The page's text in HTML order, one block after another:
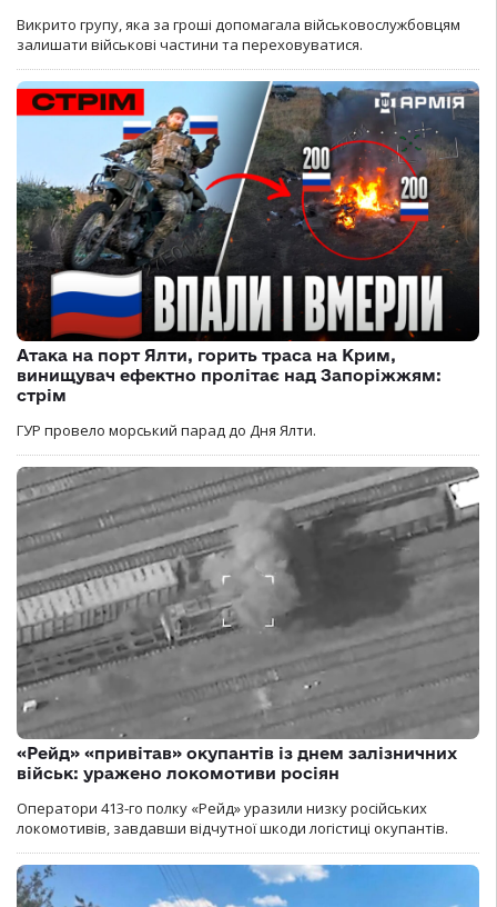
Викрито групу, яка за гроші допомагала військовослужбовцям
залишати військові частини та переховуватися.
Атака на порт Ялти, горить траса на Крим,
винищувач ефектно пролітає над Запоріжжям:
стрім
ГУР провело морський парад до Дня Ялти.
«Рейд» «привітав» окупантів із днем залізничних
військ: уражено локомотиви росіян
Оператори 413-го полку «Рейд» уразили низку російських
локомотивів, завдавши відчутної шкоди логістиці окупантів.